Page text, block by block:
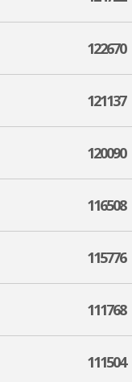
122670
121137
120090
116508
115776
111768
111504